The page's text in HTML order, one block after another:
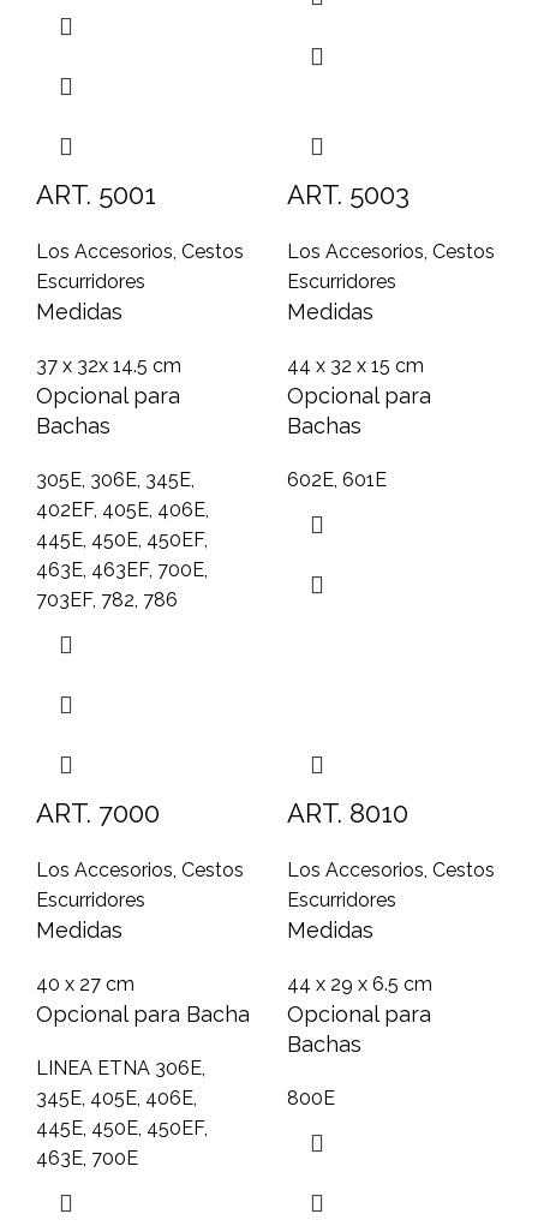
ART. 5001
Los Accesorios, Cestos
Escurridores
Medidas
37 x 32x 14.5 cm
Opcional para
Bachas
305E, 306E, 345E,
402EF, 405E, 406E,
445E, 450E, 450EF,
463E, 463EF, 700E,
703EF, 782, 786
ART. 5003
Los Accesorios, Cestos
Escurridores
Medidas
44 x 32 x 15 cm
Opcional para
Bachas
602E, 601E
ART. 7000
Los Accesorios, Cestos
Escurridores
Medidas
40 x 27 cm
Opcional para Bacha
LINEA ETNA 306E,
345E, 405E, 406E,
445E, 450E, 450EF,
463E, 700E
ART. 8010
Los Accesorios, Cestos
Escurridores
Medidas
44 x 29 x 6.5 cm
Opcional para
Bachas
800E